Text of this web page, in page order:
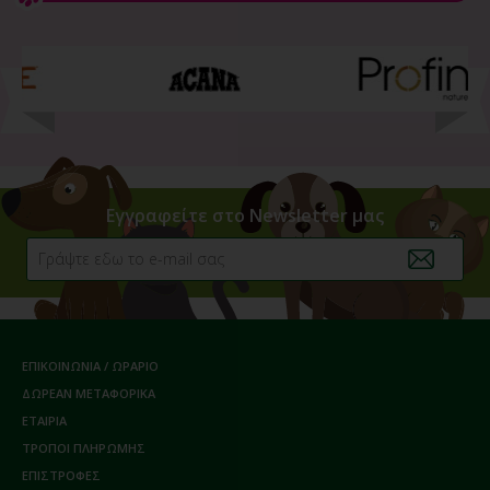
Εγγραφείτε στο Newsletter μας
ΕΠΙΚΟΙΝΩΝΙΑ / ΩΡΑΡΙΟ
ΔΩΡΕΑΝ ΜΕΤΑΦΟΡΙΚΑ
ΕΤΑΙΡΙΑ
ΤΡΟΠΟΙ ΠΛΗΡΩΜΗΣ
ΕΠΙΣΤΡΟΦΕΣ